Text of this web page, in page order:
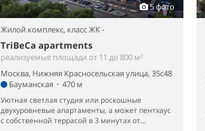
5 фото
Жилой комплекс, класс ЖК -
TriBeCa apartments
реализуемые площади от 11 до 800 м²
Москва, Нижняя Красносельская улица, 35с48
Бауманская • 470 м
Уютная светлая студия или роскошные
двухуровневые апартаменты, а может пентхаус
с собственной террасой в 3 минутах от...